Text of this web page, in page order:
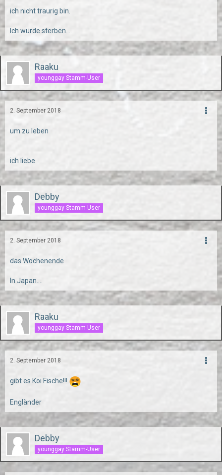
ich nicht traurig bin.
Ich würde sterben....
Raaku
younggay Stamm-User
2. September 2018
um zu leben
ich liebe
Debby
younggay Stamm-User
2. September 2018
das Wochenende
In Japan....
Raaku
younggay Stamm-User
2. September 2018
gibt es Koi Fische!!!
Engländer
Debby
younggay Stamm-User